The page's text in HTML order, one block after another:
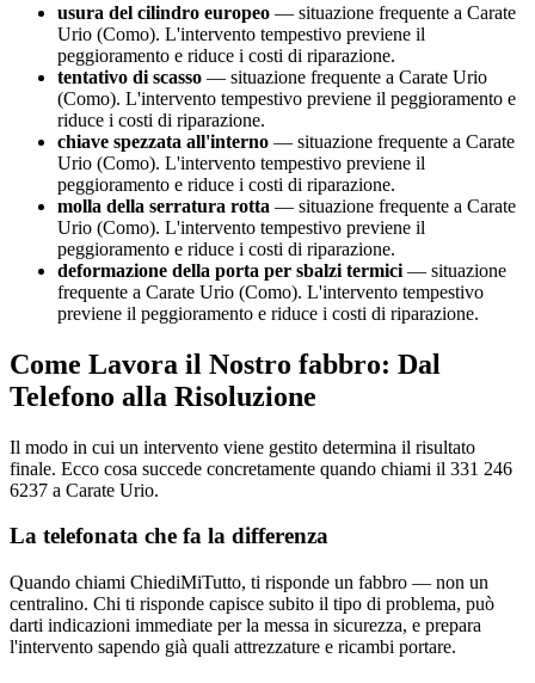
usura del cilindro europeo — situazione frequente a Carate
Urio (Como). L'intervento tempestivo previene il
peggioramento e riduce i costi di riparazione.
tentativo di scasso — situazione frequente a Carate Urio
(Como). L'intervento tempestivo previene il peggioramento e
riduce i costi di riparazione.
chiave spezzata all'interno — situazione frequente a Carate
Urio (Como). L'intervento tempestivo previene il
peggioramento e riduce i costi di riparazione.
molla della serratura rotta — situazione frequente a Carate
Urio (Como). L'intervento tempestivo previene il
peggioramento e riduce i costi di riparazione.
deformazione della porta per sbalzi termici — situazione
frequente a Carate Urio (Como). L'intervento tempestivo
previene il peggioramento e riduce i costi di riparazione.
Come Lavora il Nostro fabbro: Dal
Telefono alla Risoluzione
Il modo in cui un intervento viene gestito determina il risultato
finale. Ecco cosa succede concretamente quando chiami il 331 246
6237 a Carate Urio.
La telefonata che fa la differenza
Quando chiami ChiediMiTutto, ti risponde un fabbro — non un
centralino. Chi ti risponde capisce subito il tipo di problema, può
darti indicazioni immediate per la messa in sicurezza, e prepara
l'intervento sapendo già quali attrezzature e ricambi portare.